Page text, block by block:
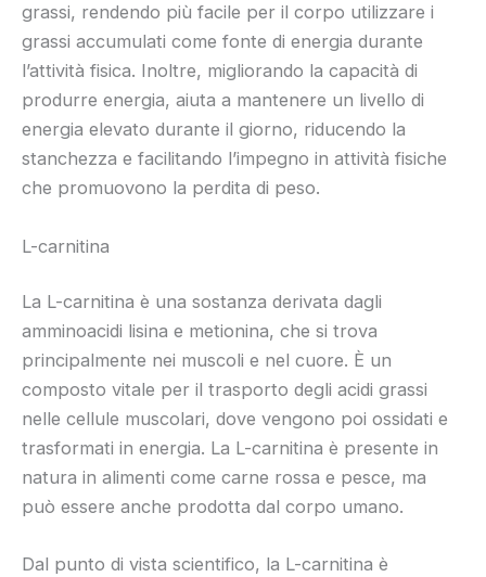
grassi, rendendo più facile per il corpo utilizzare i
grassi accumulati come fonte di energia durante
l’attività fisica. Inoltre, migliorando la capacità di
produrre energia, aiuta a mantenere un livello di
energia elevato durante il giorno, riducendo la
stanchezza e facilitando l’impegno in attività fisiche
che promuovono la perdita di peso.
L-carnitina
La L-carnitina è una sostanza derivata dagli
amminoacidi lisina e metionina, che si trova
principalmente nei muscoli e nel cuore. È un
composto vitale per il trasporto degli acidi grassi
nelle cellule muscolari, dove vengono poi ossidati e
trasformati in energia. La L-carnitina è presente in
natura in alimenti come carne rossa e pesce, ma
può essere anche prodotta dal corpo umano.
Dal punto di vista scientifico, la L-carnitina è